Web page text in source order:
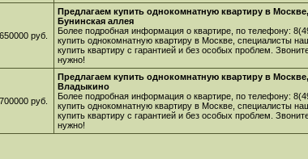
руб.
Предлагаем купить однокомнатную квартиру в
Бунинская аллея
Более подробная информация о квартире, по телефону:
купить однокомнатную квартиру в Москве, специалисты
купить квартиру с гарантией и без особых проблем.
нужно!
руб.
Предлагаем купить однокомнатную квартиру в
Владыкино
Более подробная информация о квартире, по телефону:
купить однокомнатную квартиру в Москве, специалисты
купить квартиру с гарантией и без особых проблем.
нужно!